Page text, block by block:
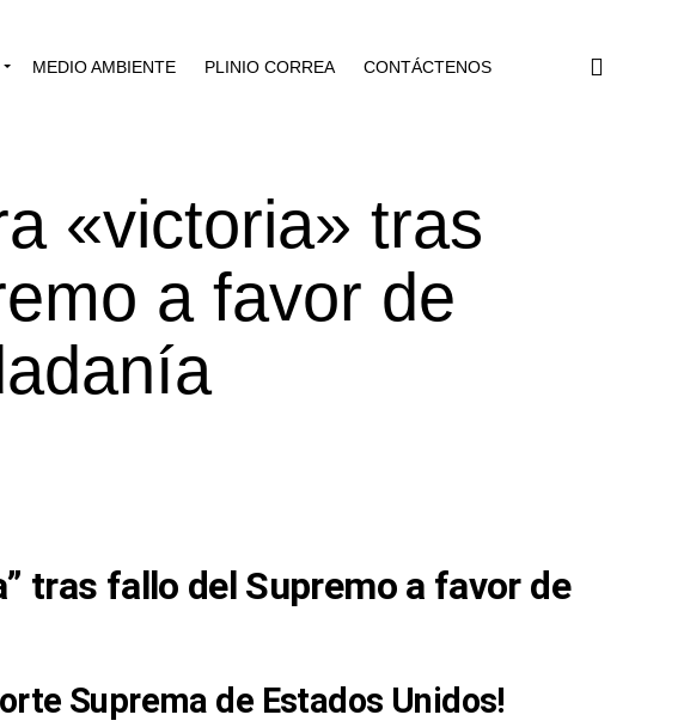
MEDIO AMBIENTE PLINIO CORREA CONTÁCTENOS
«victoria» tras
a favor de
tras fallo del Supremo a favor de
Suprema de Estados Unidos!